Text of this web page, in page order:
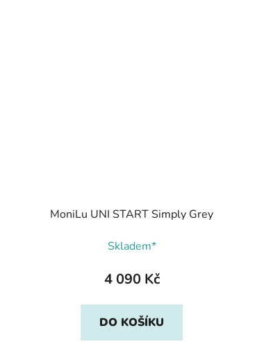
MoniLu UNI START Simply Grey
Skladem*
4 090 Kč
DO KOŠÍKU